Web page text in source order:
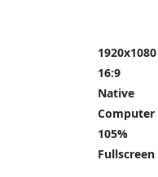
1920x1080
16:9
Native
105%
Fullscreen